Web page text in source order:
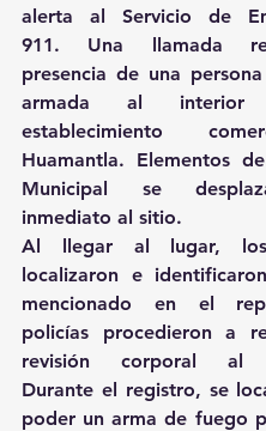
alerta al Servicio de
911. Una llamada
presencia de una
armada al
establecimiento
Huamantla. Elementos
Municipal se
inmediato al sitio.
Al llegar al lugar, los
localizaron e
mencionado en el
policías procedieron a
revisión corporal al
Durante el registro, se
poder un arma de fuego